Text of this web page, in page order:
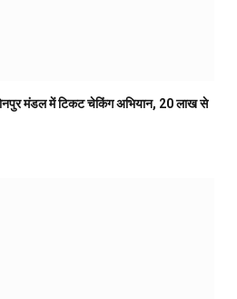
मंडल में टिकट चेकिंग अभियान, ₹20 लाख से